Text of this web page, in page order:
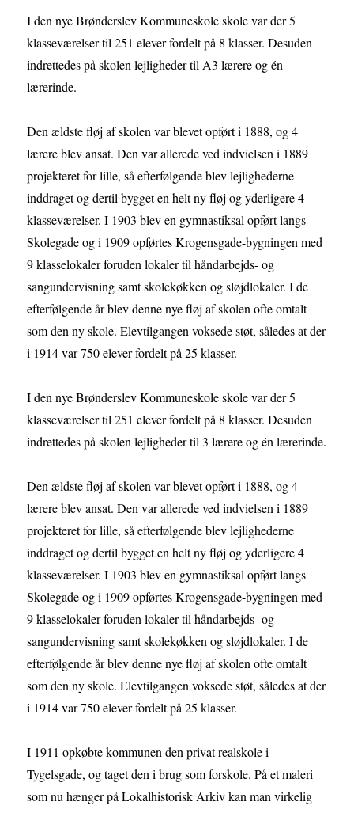
I den nye Brønderslev Kommuneskole skole var der 5
klasseværelser til 251 elever fordelt på 8 klasser. Desuden
indrettedes på skolen lejligheder til A3 lærere og én
lærerinde.
Den ældste fløj af skolen var blevet opført i 1888, og 4
lærere blev ansat. Den var allerede ved indvielsen i 1889
projekteret for lille, så efterfølgende blev lejlighederne
inddraget og dertil bygget en helt ny fløj og yderligere 4
klasseværelser. I 1903 blev en gymnastiksal opført langs
Skolegade og i 1909 opførtes Krogensgade-bygningen med
9 klasselokaler foruden lokaler til håndarbejds- og
sangundervisning samt skolekøkken og sløjdlokaler. I de
efterfølgende år blev denne nye fløj af skolen ofte omtalt
som den ny skole. Elevtilgangen voksede støt, således at der
i 1914 var 750 elever fordelt på 25 klasser.
I den nye Brønderslev Kommuneskole skole var der 5
klasseværelser til 251 elever fordelt på 8 klasser. Desuden
indrettedes på skolen lejligheder til 3 lærere og én lærerinde.
Den ældste fløj af skolen var blevet opført i 1888, og 4
lærere blev ansat. Den var allerede ved indvielsen i 1889
projekteret for lille, så efterfølgende blev lejlighederne
inddraget og dertil bygget en helt ny fløj og yderligere 4
klasseværelser. I 1903 blev en gymnastiksal opført langs
Skolegade og i 1909 opførtes Krogensgade-bygningen med
9 klasselokaler foruden lokaler til håndarbejds- og
sangundervisning samt skolekøkken og sløjdlokaler. I de
efterfølgende år blev denne nye fløj af skolen ofte omtalt
som den ny skole. Elevtilgangen voksede støt, således at der
i 1914 var 750 elever fordelt på 25 klasser.
I 1911 opkøbte kommunen den privat realskole i
Tygelsgade, og taget den i brug som forskole. På et maleri
som nu hænger på Lokalhistorisk Arkiv kan man virkelig